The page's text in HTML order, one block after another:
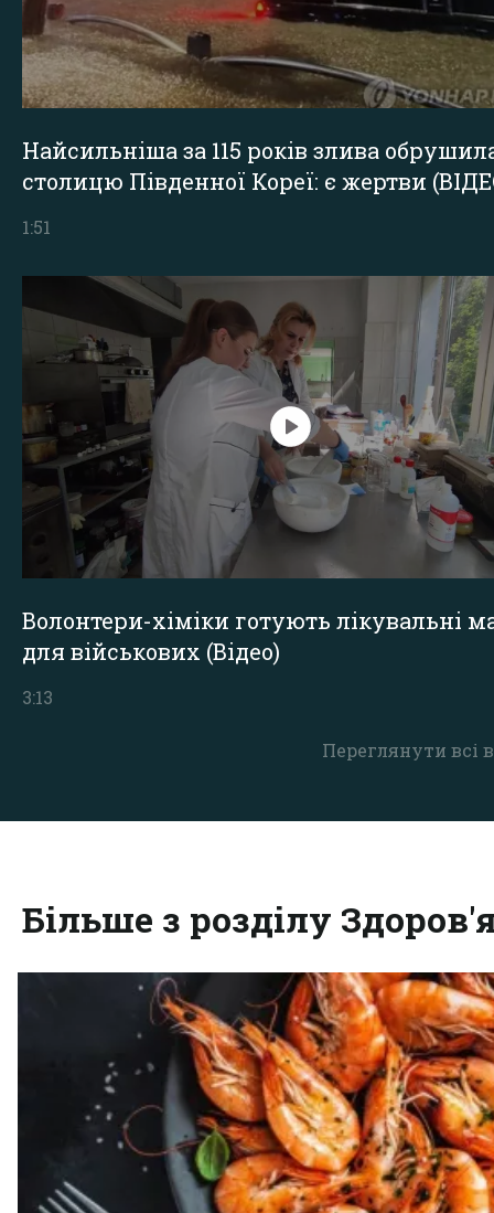
Переглянути всі
Найсильніша за 115 років злива
столицю Південної Кореї: є жертви
1:51
Волонтери-хіміки готують лікувальні
для військових (Відео)
3:13
Більше з розділу